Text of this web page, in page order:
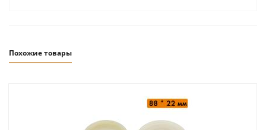
Похожие товары